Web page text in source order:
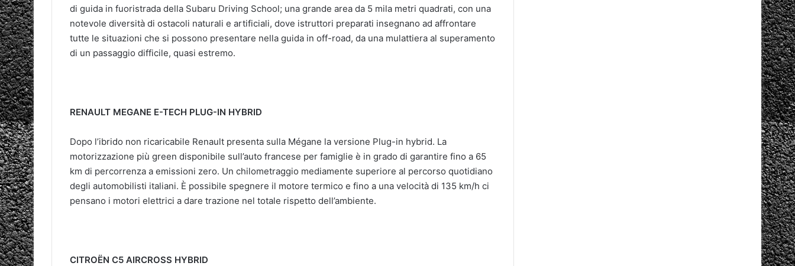
di guida in fuoristrada della Subaru Driving School; una grande area da 5 mila metri quadrati, con una
notevole diversità di ostacoli naturali e artificiali, dove istruttori preparati insegnano ad affrontare
tutte le situazioni che si possono presentare nella guida in off-road, da una mulattiera al superamento
di un passaggio difficile, quasi estremo.
RENAULT MEGANE E-TECH PLUG-IN HYBRID
Dopo l’ibrido non ricaricabile Renault presenta sulla Mégane la versione Plug-in hybrid. La
motorizzazione più green disponibile sull’auto francese per famiglie è in grado di garantire fino a 65
km di percorrenza a emissioni zero. Un chilometraggio mediamente superiore al percorso quotidiano
degli automobilisti italiani. È possibile spegnere il motore termico e fino a una velocità di 135 km/h ci
pensano i motori elettrici a dare trazione nel totale rispetto dell’ambiente.
CITROËN C5 AIRCROSS HYBRID